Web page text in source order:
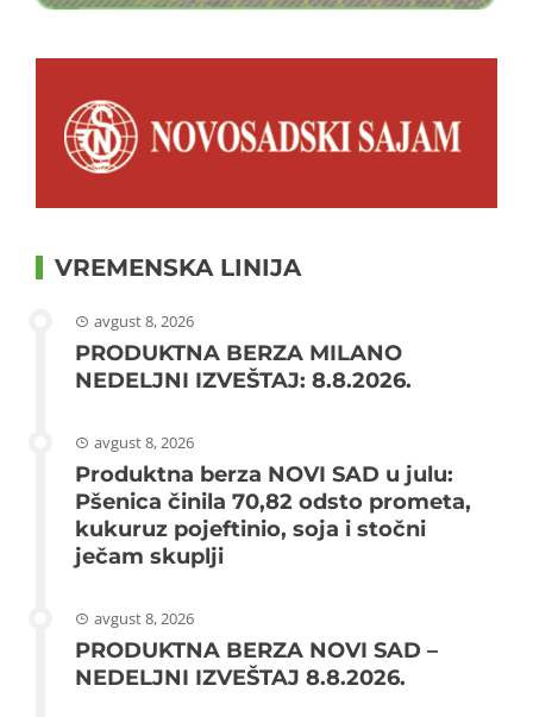
VREMENSKA LINIJA
avgust 8, 2026
PRODUKTNA BERZA MILANO
NEDELJNI IZVEŠTAJ: 8.8.2026.
avgust 8, 2026
Produktna berza NOVI SAD u julu:
Pšenica činila 70,82 odsto prometa,
kukuruz pojeftinio, soja i stočni
ječam skuplji
avgust 8, 2026
PRODUKTNA BERZA NOVI SAD –
NEDELJNI IZVEŠTAJ 8.8.2026.